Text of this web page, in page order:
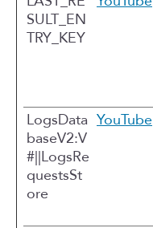
SULT_EN
TRY_KEY
LogsData
baseV2:V
#||LogsRe
questsSt
ore
YouTube